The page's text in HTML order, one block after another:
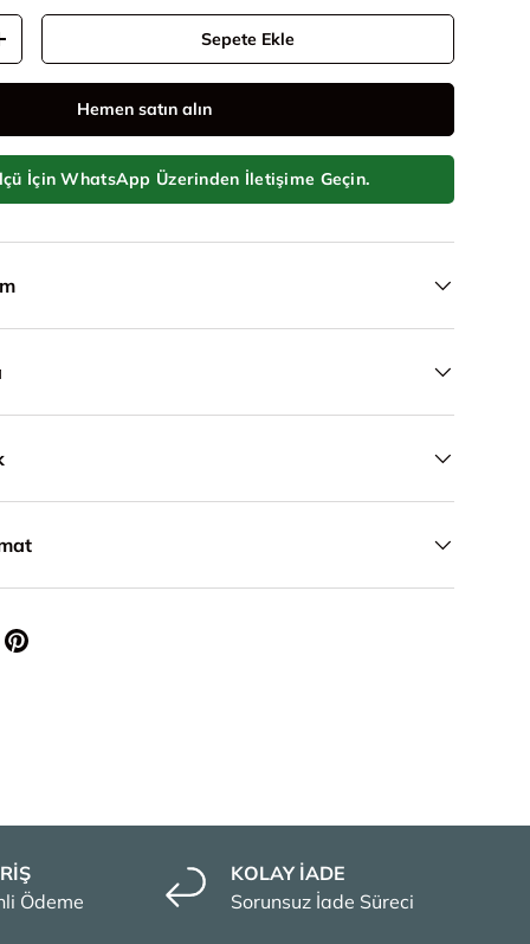
yükle
galeri görünümünde yükle
artır Sepete Ekle
Hemen satın alın
İçin WhatsApp Üzerinden İletişime Geçin.
Ödeme
KOLAY İADE
Sorunsuz İade Süreci